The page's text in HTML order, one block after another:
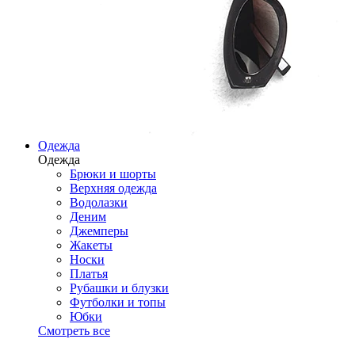
Одежда
Одежда
Брюки и шорты
Верхняя одежда
Водолазки
Деним
Джемперы
Жакеты
Носки
Платья
Рубашки и блузки
Футболки и топы
Юбки
Смотреть все